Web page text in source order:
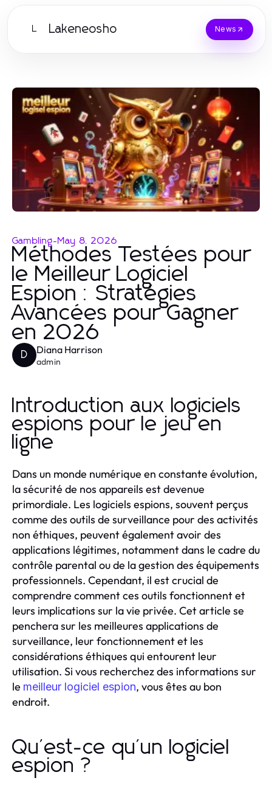
L Lakeneosho News
Gambling-May 8, 2026
Méthodes Testées pour
le Meilleur Logiciel
Espion : Stratégies
Avancées pour Gagner
en 2026
D Diana Harrison
admin
Introduction aux logiciels
espions pour le jeu en
ligne
Dans un monde numérique en constante évolution,
la sécurité de nos appareils est devenue
primordiale. Les logiciels espions, souvent perçus
comme des outils de surveillance pour des activités
non éthiques, peuvent également avoir des
applications légitimes, notamment dans le cadre du
contrôle parental ou de la gestion des équipements
professionnels. Cependant, il est crucial de
comprendre comment ces outils fonctionnent et
leurs implications sur la vie privée. Cet article se
penchera sur les meilleures applications de
surveillance, leur fonctionnement et les
considérations éthiques qui entourent leur
utilisation. Si vous recherchez des informations sur
le meilleur logiciel espion, vous êtes au bon
endroit.
Qu'est-ce qu'un logiciel
espion ?